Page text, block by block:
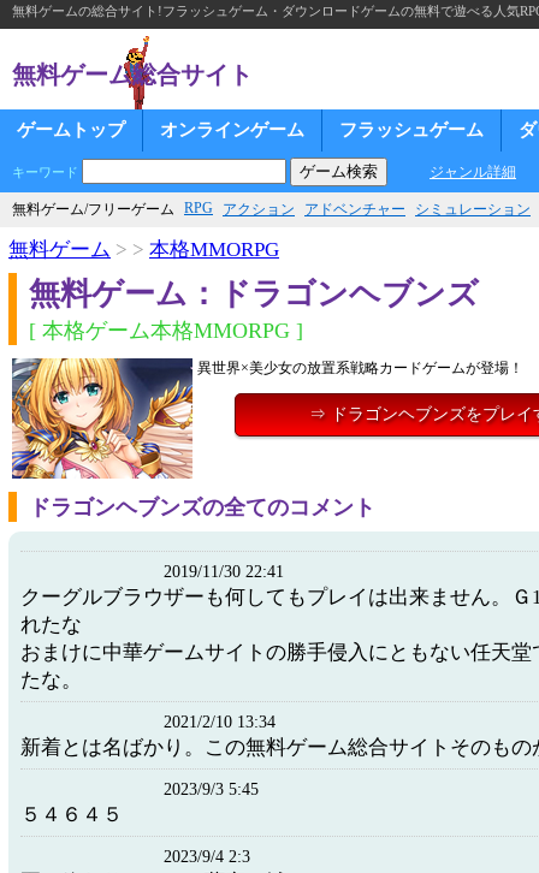
無料ゲームの総合サイト!フラッシュゲーム・ダウンロードゲームの無料で遊べる人気
無料ゲーム総合サイト
ゲームトップ オンラインゲーム フラッシュゲーム
キーワード ジャンル詳細
無料ゲーム/フリーゲーム RPG アクション アドベンチャー シミュレーション
無料ゲーム > > 本格MMORPG
無料ゲーム：ドラゴンヘブンズ
[ 本格ゲーム本格MMORPG ]
異世界×美少女の放置系戦略カードゲームが登場！
⇒ ドラゴンヘブンズをプレイ
ドラゴンヘブンズの全てのコメント
2019/11/30 22:41
クーグルブラウザーも何してもプレイは出来ません。Ｇ
れたな
おまけに中華ゲームサイトの勝手侵入にともない任天堂
たな。
2021/2/10 13:34
新着とは名ばかり。この無料ゲーム総合サイトそのもの
2023/9/3 5:45
５４６４５
2023/9/4 2:3